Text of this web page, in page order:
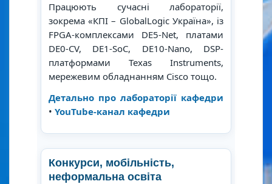
Працюють сучасні лабораторії,
зокрема «КПІ – GlobalLogic Україна», із
FPGA-комплексами DE5-Net, платами
DE0-CV, DE1-SoC, DE10-Nano, DSP-
платформами Texas Instruments,
мережевим обладнанням Cisco тощо.
Детально про лабораторії кафедри
• YouTube-канал кафедри
Конкурси, мобільність,
неформальна освіта